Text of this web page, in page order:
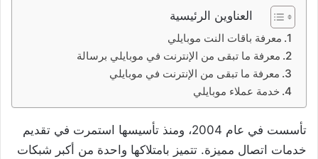
العناوين الرئيسية
معرفة باقات النت موبايلي
معرفة ما تبقى من الإنترنت في موبايلي برسالة
معرفة ما تبقى من الإنترنت في موبايلي
خدمة عملاء موبايلي
تأسست في عام 2004، ومنذ تأسيسها استمرت في تقديم
خدمات اتصال مميزة. تتميز بامتلاكها واحدة من أكبر شبكات